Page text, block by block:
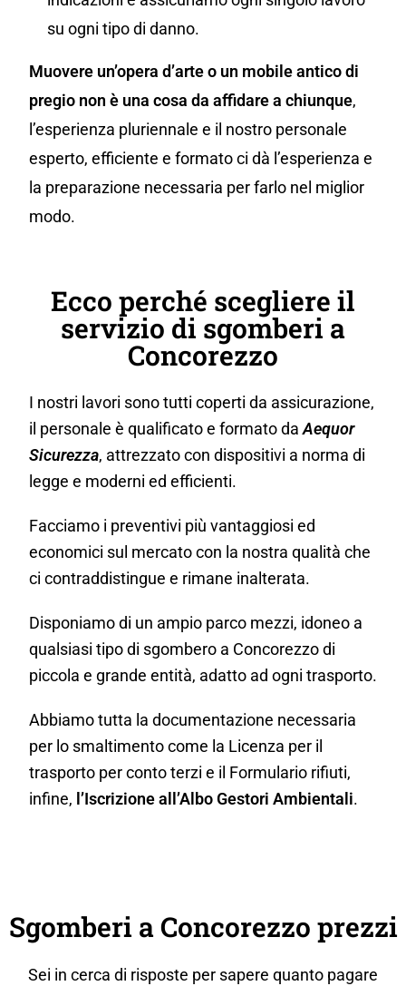
su ogni tipo di danno.
Muovere un’opera d’arte o un mobile antico di
pregio non è una cosa da affidare a chiunque,
l’esperienza pluriennale e il nostro personale
esperto, efficiente e formato ci dà l’esperienza e
la preparazione necessaria per farlo nel miglior
modo.
Ecco perché scegliere il
servizio di sgomberi a
Concorezzo
I nostri lavori sono tutti coperti da assicurazione,
il personale è qualificato e formato daAequor
Sicurezza, attrezzato con dispositivi a norma di
legge e moderni ed efficienti.
Facciamo i preventivi più vantaggiosi ed
economici sul mercato con la nostra qualità che
ci contraddistingue e rimane inalterata.
Disponiamo di un ampio parco mezzi, idoneo a
qualsiasi tipo di sgombero a Concorezzo di
piccola e grande entità, adatto ad ogni trasporto.
Abbiamo tutta la documentazione necessaria
per lo smaltimento come la Licenza per il
trasporto per conto terzi e il Formulario rifiuti,
infine, l’Iscrizione all’Albo Gestori Ambientali.
Sgomberi a Concorezzo prezzi
Sei in cerca di risposte per sapere quanto pagare